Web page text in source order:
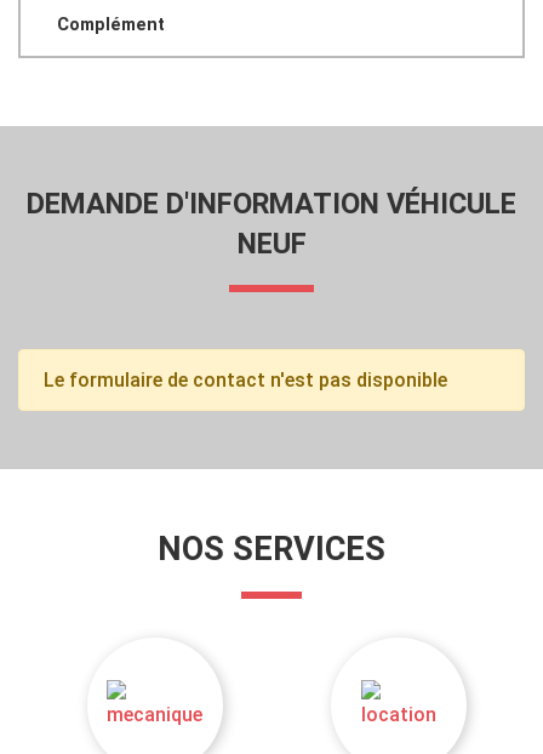
Complément
DEMANDE D'INFORMATION VÉHICULE
NEUF
Le formulaire de contact n'est pas disponible
NOS SERVICES